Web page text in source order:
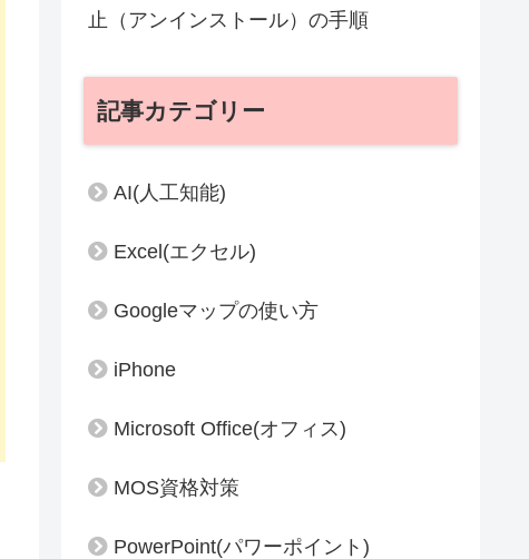
止（アンインストール）の手順
記事カテゴリー
AI(人工知能)
Excel(エクセル)
Googleマップの使い方
iPhone
Microsoft Office(オフィス)
MOS資格対策
PowerPoint(パワーポイント)